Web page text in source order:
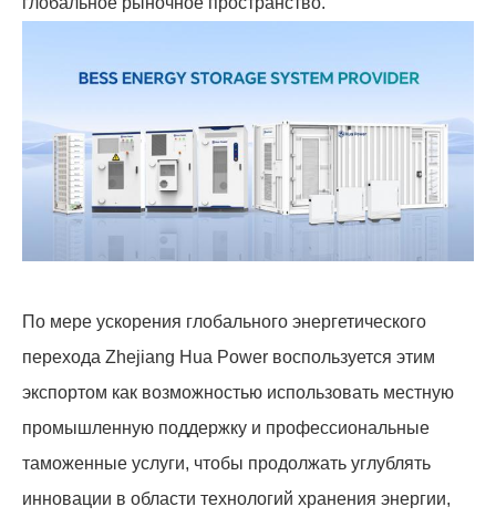
По мере ускорения глобального энергетического
перехода Zhejiang Hua Power воспользуется этим
экспортом как возможностью использовать местную
промышленную поддержку и профессиональные
таможенные услуги, чтобы продолжать углублять
инновации в области технологий хранения энергии,